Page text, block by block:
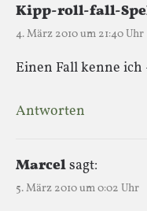
Kipp-roll-fall-
4. März 2010 um 21:40 Uhr
Einen Fall kenne ich
Antworten
Marcelsagt:
5. März 2010 um 0:02 Uhr